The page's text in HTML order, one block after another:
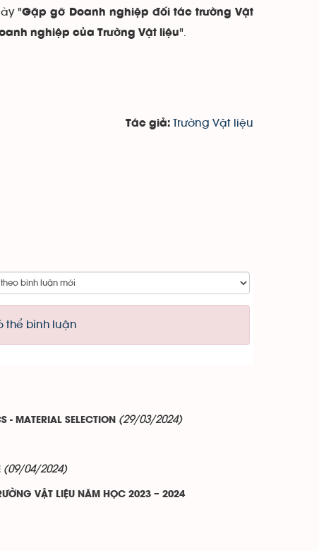
"Gặp gỡ Doanh nghiệp đối tác trường Vật
nghiệp của Trường Vật liệu".
Tác giả: Trường Vật liệu
thể bình luận
- MATERIAL SELECTION (29/03/2024)
(09/04/2024)
VẬT LIỆU NĂM HỌC 2023 – 2024